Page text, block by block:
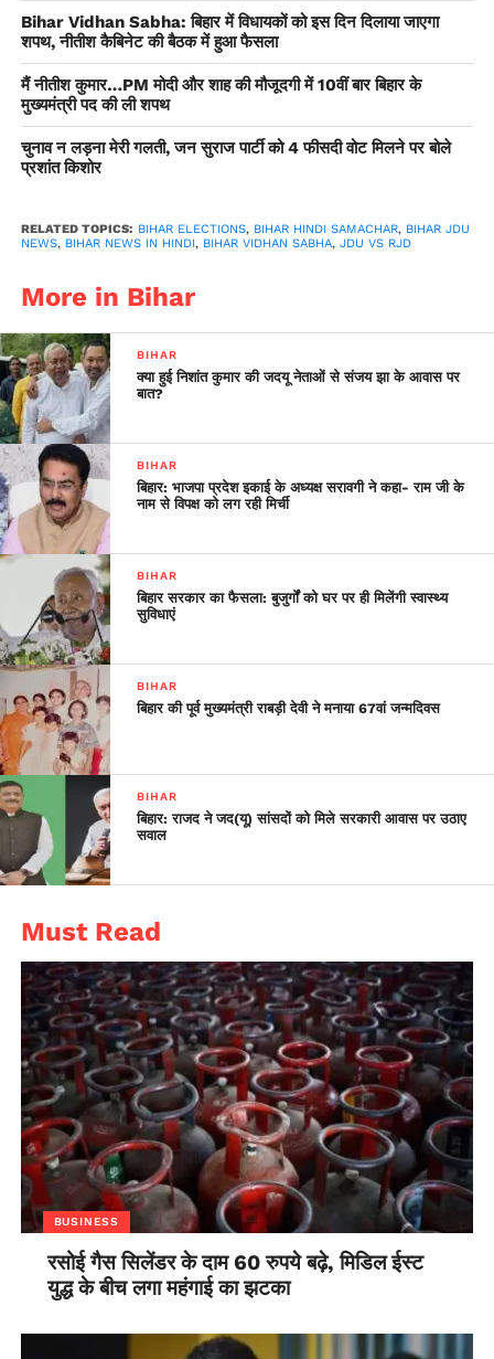
में बिहार सहित नौ राज्यों में कोरोना वायरस संक्रमण के मामलों में लगातार
वृद्धि हुई है। राजीव ने कहा, यह एक चुनौती है लेकिन राज्य की मशीनरी
स्थिति से निपटने में सक्षम है।’’ उन्होंने कहा कि लालू प्रसाद की टिप्पणी
पूरी मानवता के लिए शर्म की बात है।
Bihar Vidhan Sabha: बिहार में विधायकों को इस दिन दिलाया जाएगा
शपथ, नीतीश कैबिनेट की बैठक में हुआ फैसला
मैं नीतीश कुमार…PM मोदी और शाह की मौजूदगी में 10वीं बार बिहार के
मुख्यमंत्री पद की ली शपथ
चुनाव न लड़ना मेरी गलती, जन सुराज पार्टी को 4 फीसदी वोट मिलने पर बोले
प्रशांत किशोर
RELATED TOPICS: BIHAR ELECTIONS, BIHAR HINDI SAMACHAR, BIHAR JDU
NEWS, BIHAR NEWS IN HINDI, BIHAR VIDHAN SABHA, JDU VS RJD
More in Bihar
BIHAR
क्या हुई निशांत कुमार की जदयू नेताओं से संजय झा के आवास पर
बात?
BIHAR
बिहार: भाजपा प्रदेश इकाई के अध्यक्ष सरावगी ने कहा- राम जी के
नाम से विपक्ष को लग रही मिर्ची
BIHAR
बिहार सरकार का फैसला: बुजुर्गों को घर पर ही मिलेंगी स्वास्थ्य
सुविधाएं
BIHAR
बिहार की पूर्व मुख्यमंत्री राबड़ी देवी ने मनाया 67वां जन्मदिवस
BIHAR
बिहार: राजद ने जद(यू) सांसदों को मिले सरकारी आवास पर उठाए
सवाल
Must Read
BUSINESS
रसोई गैस सिलेंडर के दाम 60 रुपये बढ़े, मिडिल ईस्ट
युद्ध के बीच लगा महंगाई का झटका